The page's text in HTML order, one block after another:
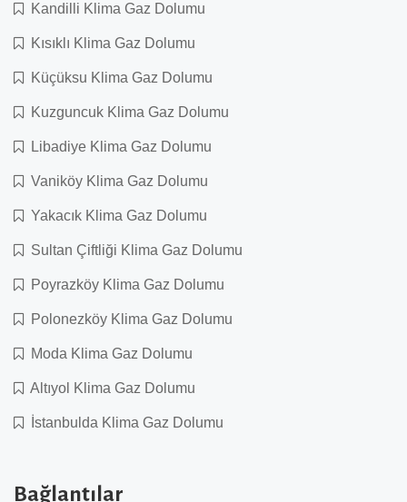
Kandilli Klima Gaz Dolumu
Kısıklı Klima Gaz Dolumu
Küçüksu Klima Gaz Dolumu
Kuzguncuk Klima Gaz Dolumu
Libadiye Klima Gaz Dolumu
Vaniköy Klima Gaz Dolumu
Yakacık Klima Gaz Dolumu
Sultan Çiftliği Klima Gaz Dolumu
Poyrazköy Klima Gaz Dolumu
Polonezköy Klima Gaz Dolumu
Moda Klima Gaz Dolumu
Altıyol Klima Gaz Dolumu
İstanbulda Klima Gaz Dolumu
Bağlantılar